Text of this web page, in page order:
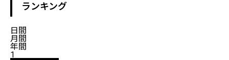
ランキング
日間
月間
年間
1